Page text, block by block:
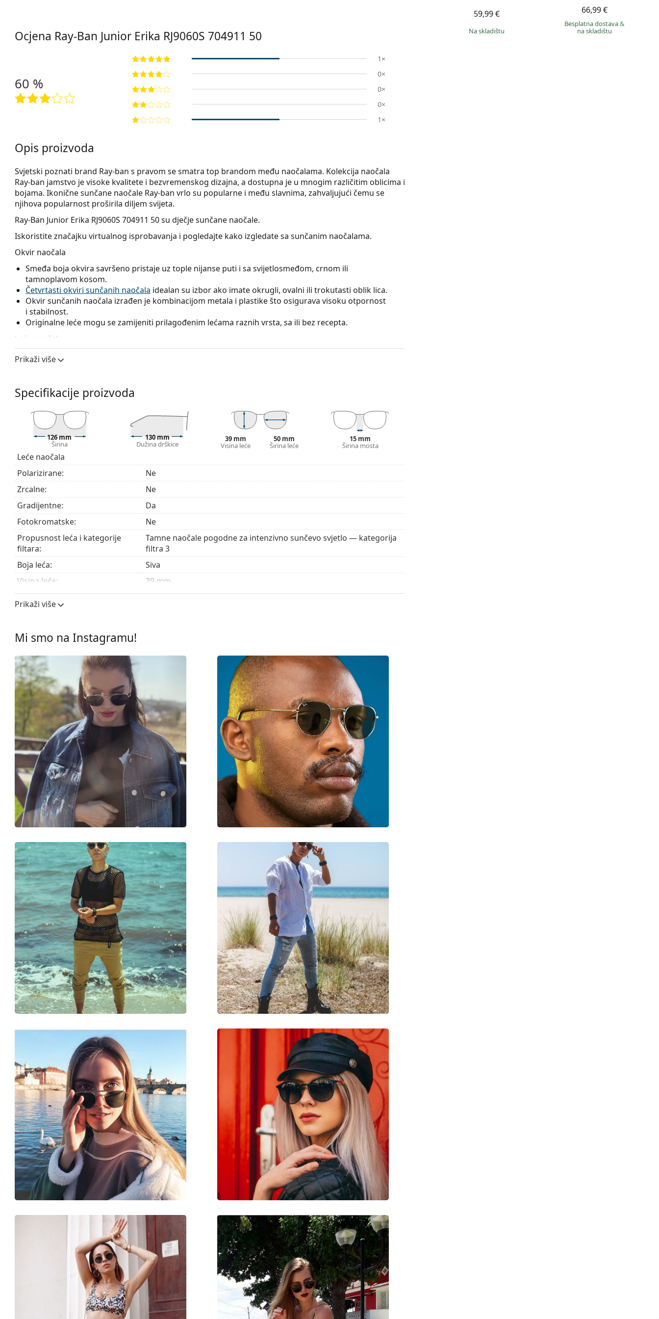
59,99 €
na skladištu
66,99 €
Besplatna dostava&
na skladištu
Ocjena Ray-Ban Junior Erika RJ9060S 704911 50
60 %
1×
0×
0×
0×
1×
Opis proizvoda
Svjetski poznati brand Ray-ban s pravom se smatra top brandom među naočalama. Kolekcija naočala
Ray-ban jamstvo je visoke kvalitete i bezvremenskog dizajna, a dostupna je u mnogim različitim oblicima i
bojama. Ikonične sunčane naočale Ray-ban vrlo su popularne i među slavnima, zahvaljujući čemu se
njihova popularnost proširila diljem svijeta.
Ray-Ban Junior Erika RJ9060S 704911 50su dječje sunčane naočale.
Iskoristite značajku virtualnog isprobavanja i pogledajte kako izgledate sa sunčanim naočalama.
Okvir naočala
Smeđa boja okvira savršeno pristaje uz tople nijanse puti i sa svijetlosmeđom, crnom ili
tamnoplavom kosom.
Četvrtasti okviri sunčanih naočala idealan su izbor ako imate okrugli, ovalni ili trokutasti oblik lica.
Okvir sunčanih naočala izrađen je kombinacijom metala i plastike što osigurava visoku otpornost
i stabilnost.
Originalne leće mogu se zamijeniti prilagođenim lećama raznih vrsta, sa ili bez recepta.
Leće naočala
Sive leće naočala ublažavaju intenzitet svjetla i odlične su za oči, jer ne utječu na kontrast niti
izobličuju boje.
dolje. Najtamnija nijansa u gornjem dijelu omogućuje filtriranje oštrog sunčevog svjetla, a svjetlija
nijansa u donjem dijelu osigurava dovoljnu vidljivost. Ova obrada leća pruža bolju orijentaciju u
prostoru i idealna je, na primjer, za vozače, kojima omogućuje jasniji vid u donjem dijelu vidnog polja i
istovremeno smanjuje zasljepljivanje odozgo.
Leće ovih sunčanih naočala izrađene su od plastike čije su neosporne prednosti mala težina
i otpornost na pucanje.
Naočale s UV 400 pružaju 100% zaštitu od štetnog sunčevog zračenja. Leće naočala sadrže sunčani
filtar kategorije 3 (propusnost svjetla 8 – 18%) – tamni filtar pogodan za intenzivno sunčevo zračenje
na plaži ili u gradu.
Pogledajte cijelu ponudu
sunčanih naočala
Prikaži više
Specifikacije proizvoda
126 mm
Širina
130 mm
Dužina drškice
39 mm
Visina leće
50 mm
Širina leće
15 mm
Širina mosta
Leće naočala
Polarizirane:
Ne
Zrcalne:
Ne
Gradijentne:
Da
Fotokromatske:
Ne
Propusnost leća i kategorije
filtara:
Tamne naočale pogodne za intenzivno sunčevo svjetlo — kategorija
filtra 3
Boja leća:
Siva
Visina leće:
39 mm
Širina leće:
50 mm
Okviri
Oblik okvira:
Boja okvira:
Materijal okvira:
Metal/Plastika
Veličina:
S
Širina:
126 mm
Dužina drškice:
130 mm
Širina mosta:
15 mm
Težina:
45 g
Prilagodljivi jastučići za nos:
Ne
Dodaci
Kutijica:
Ne
Ostalo
Spol:
Dječje
Kategorija:
Sunčane naočale
Marka:
Ray-Ban
Upotreba:
Moda
Kod:
RJ9060S 704911 50
Dostupno na recept:
Da
Prikaži više
Mi smo na Instagramu!